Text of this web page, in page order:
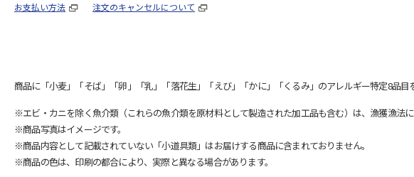
お支払い方法 注文のキャンセルについて
商品に「小麦」「そば」「卵」「乳」「落花生」「えび」「かに」「くるみ」のアレルギー特定8品目
※エビ・カニを除く魚介類（これらの魚介類を原材料として製造された加工品も含む）は、漁獲漁法
※商品写真はイメージです。
※商品内容として記載されていない「小道具類」はお届けする商品に含まれておりません。
※商品の色は、印刷の都合により、実際と異なる場合があります。